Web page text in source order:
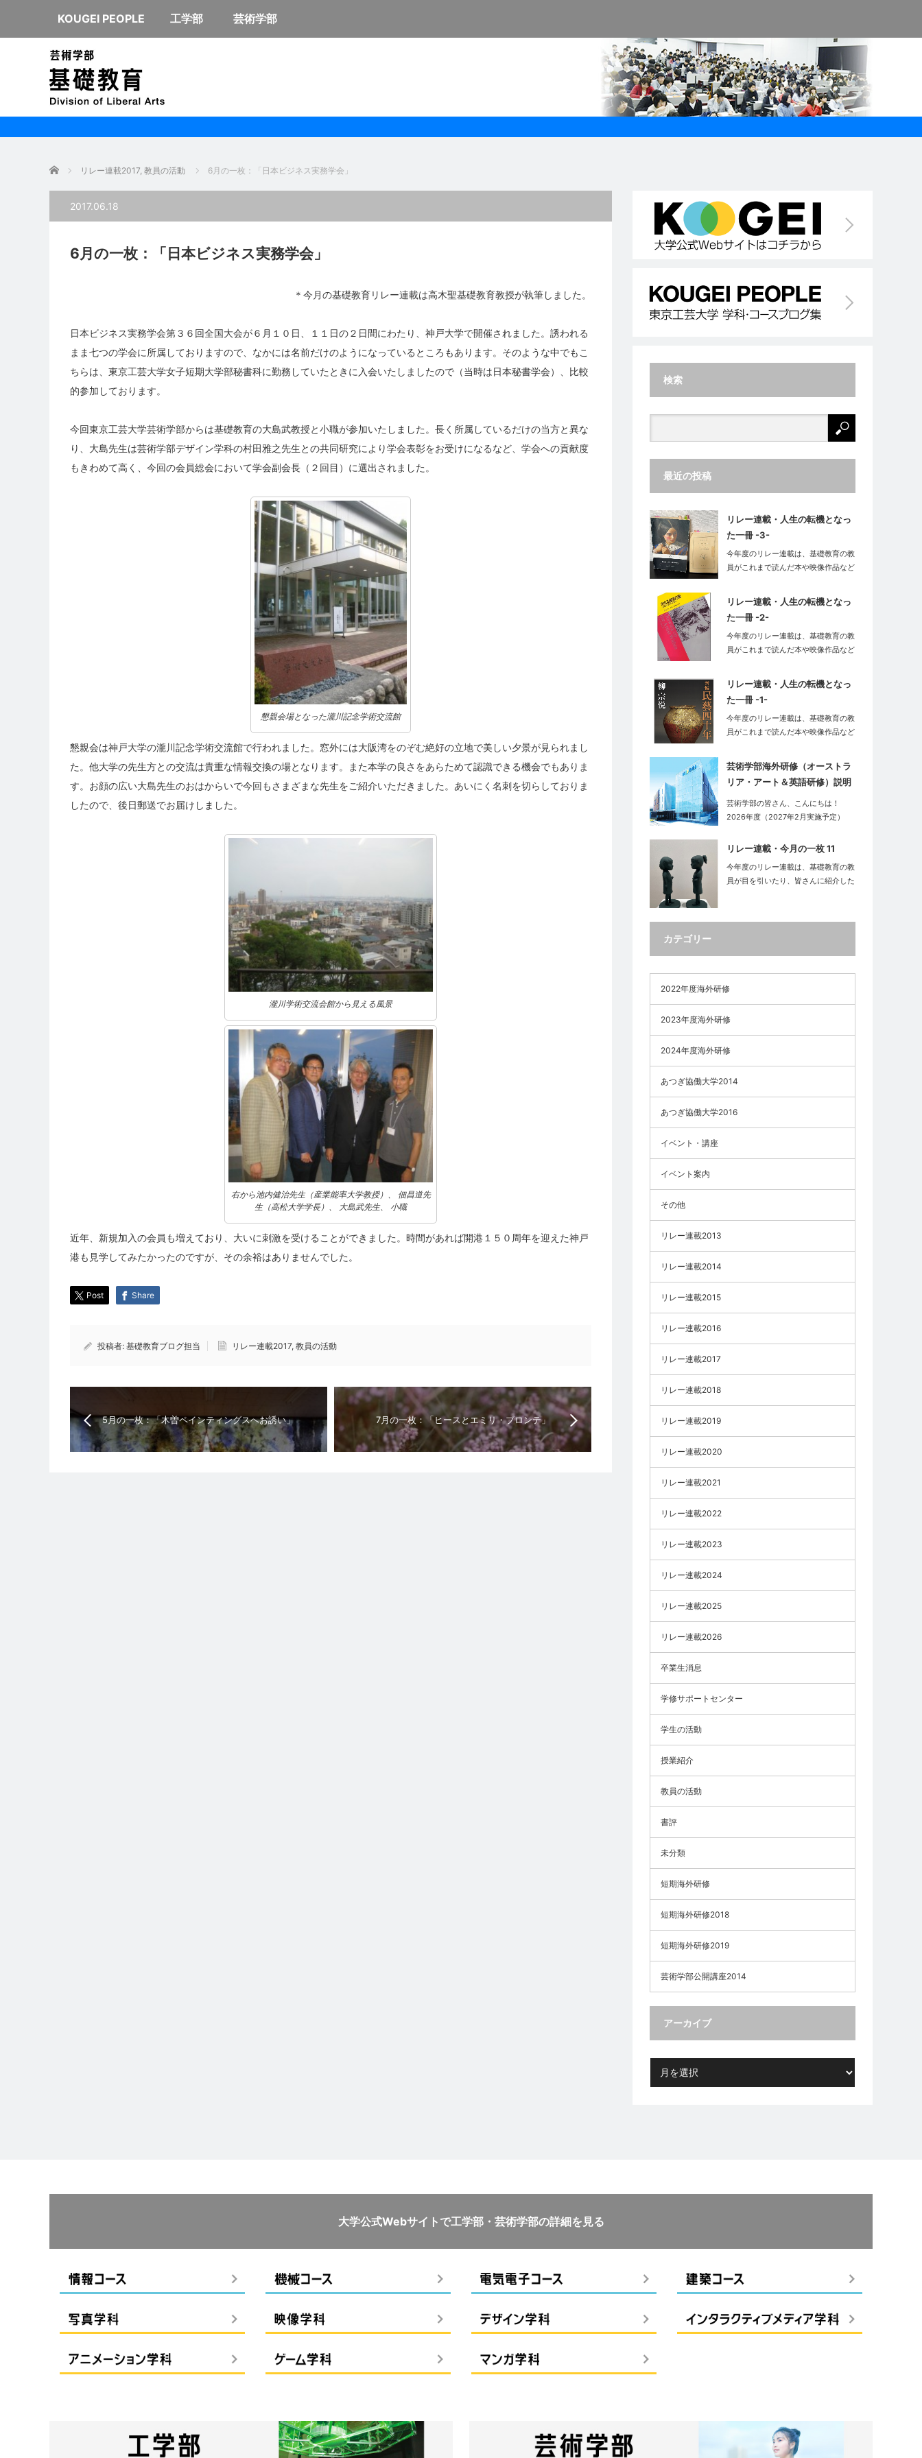
KOUGEI PEOPLE 工学部 芸術学部
ホーム リレー連載2017, 教員の活動 6月の一枚：「日本ビジネス実務学会」
2017.06.18
6月の一枚：「日本ビジネス実務学会」
＊今月の基礎教育リレー連載は高木聖基礎教育教授が執筆しました。
日本ビジネス実務学会第３６回全国大会が６月１０日、１１日の２日間にわたり、神戸大学で開催されました。誘われる
まま七つの学会に所属しておりますので、なかには名前だけのようになっているところもあります。そのような中でもこ
ちらは、東京工芸大学女子短期大学部秘書科に勤務していたときに入会いたしましたので（当時は日本秘書学会）、比較
的参加しております。
今回東京工芸大学芸術学部からは基礎教育の大島武教授と小職が参加いたしました。長く所属しているだけの当方と異な
り、大島先生は芸術学部デザイン学科の村田雅之先生との共同研究により学会表彰をお受けになるなど、学会への貢献度
もきわめて高く、今回の会員総会において学会副会長（２回目）に選出されました。
懇親会場となった瀧川記念学術交流館
懇親会は神戸大学の瀧川記念学術交流館で行われました。窓外には大阪湾をのぞむ絶好の立地で美しい夕景が見られまし
た。他大学の先生方との交流は貴重な情報交換の場となります。また本学の良さをあらためて認識できる機会でもありま
す。お顔の広い大島先生のおはからいで今回もさまざまな先生をご紹介いただきました。あいにく名刺を切らしておりま
したので、後日郵送でお届けしました。
瀧川学術交流会館から見える風景
右から池内健治先生（産業能率大学教授）、 佃昌道先
生（高松大学学長）、 大島武先生、 小職
近年、新規加入の会員も増えており、大いに刺激を受けることができました。時間があれば開港１５０周年を迎えた神戸
港も見学してみたかったのですが、その余裕はありませんでした。
Post Share
投稿者: 基礎教育ブログ担当 リレー連載2017, 教員の活動
5月の一枚：「木曽ペインティングスへお誘い」 7月の一枚：「ヒースとエミリ・ブロンテ」
検索
最近の投稿
リレー連載・人生の転機となっ
た一冊 -3-
今年度のリレー連載は、基礎教育の教
員がこれまで読んだ本や映像作品など
リレー連載・人生の転機となっ
た一冊 -2-
今年度のリレー連載は、基礎教育の教
員がこれまで読んだ本や映像作品など
リレー連載・⼈⽣の転機となっ
た⼀冊 -1-
今年度のリレー連載は、基礎教育の教
員がこれまで読んだ本や映像作品など
芸術学部海外研修（オーストラ
リア・アート＆英語研修）説明
会のお知らせ
芸術学部の皆さん、こんにちは！
2026年度（2027年2月実施予定）
リレー連載・今月の一枚 11
今年度のリレー連載は、基礎教育の教
員が目を引いたり、皆さんに紹介した
カテゴリー
2022年度海外研修
2023年度海外研修
2024年度海外研修
あつぎ協働大学2014
あつぎ協働大学2016
イベント・講座
イベント案内
その他
リレー連載2013
リレー連載2014
リレー連載2015
リレー連載2016
リレー連載2017
リレー連載2018
リレー連載2019
リレー連載2020
リレー連載2021
リレー連載2022
リレー連載2023
リレー連載2024
リレー連載2025
リレー連載2026
卒業生消息
学修サポートセンター
学生の活動
授業紹介
教員の活動
書評
未分類
短期海外研修
短期海外研修2018
短期海外研修2019
芸術学部公開講座2014
アーカイブ
大学公式Webサイトで工学部・芸術学部の詳細を見る